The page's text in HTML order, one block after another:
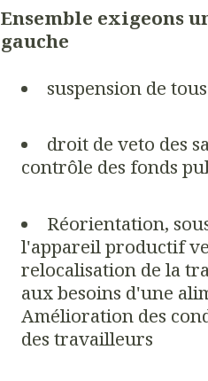
Ensemble exigeons
gauche
suspension de
droit de veto des
contrôle des fonds
Réorientation,
l'appareil productif
relocalisation de la
aux besoins d'une
Amélioration des
des travailleurs